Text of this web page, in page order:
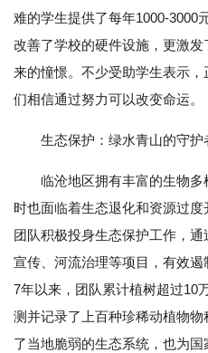
难的学生提供了每年1000-3000
改善了学校的硬件设施，更激
来的憧憬。不少受助学生表示
们相信通过努力可以改变命运。
生态保护：绿水青山的守护
临沧地区拥有丰富的生物
时也面临着生态退化和资源过
团队积极投身生态保护工作，
宣传、河流治理等项目，有效
7年以来，团队累计植树超过10
测并记录了上百种珍稀动植物
了当地脆弱的生态系统，也为国